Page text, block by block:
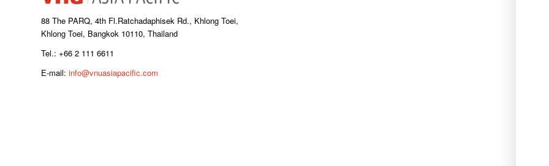
88 The PARQ, 4th Fl.Ratchadaphisek Rd., Khlong Toei,
Khlong Toei, Bangkok 10110, Thailand
Tel.: +66 2 111 6611
E-mail: info@vnuasiapacific.com